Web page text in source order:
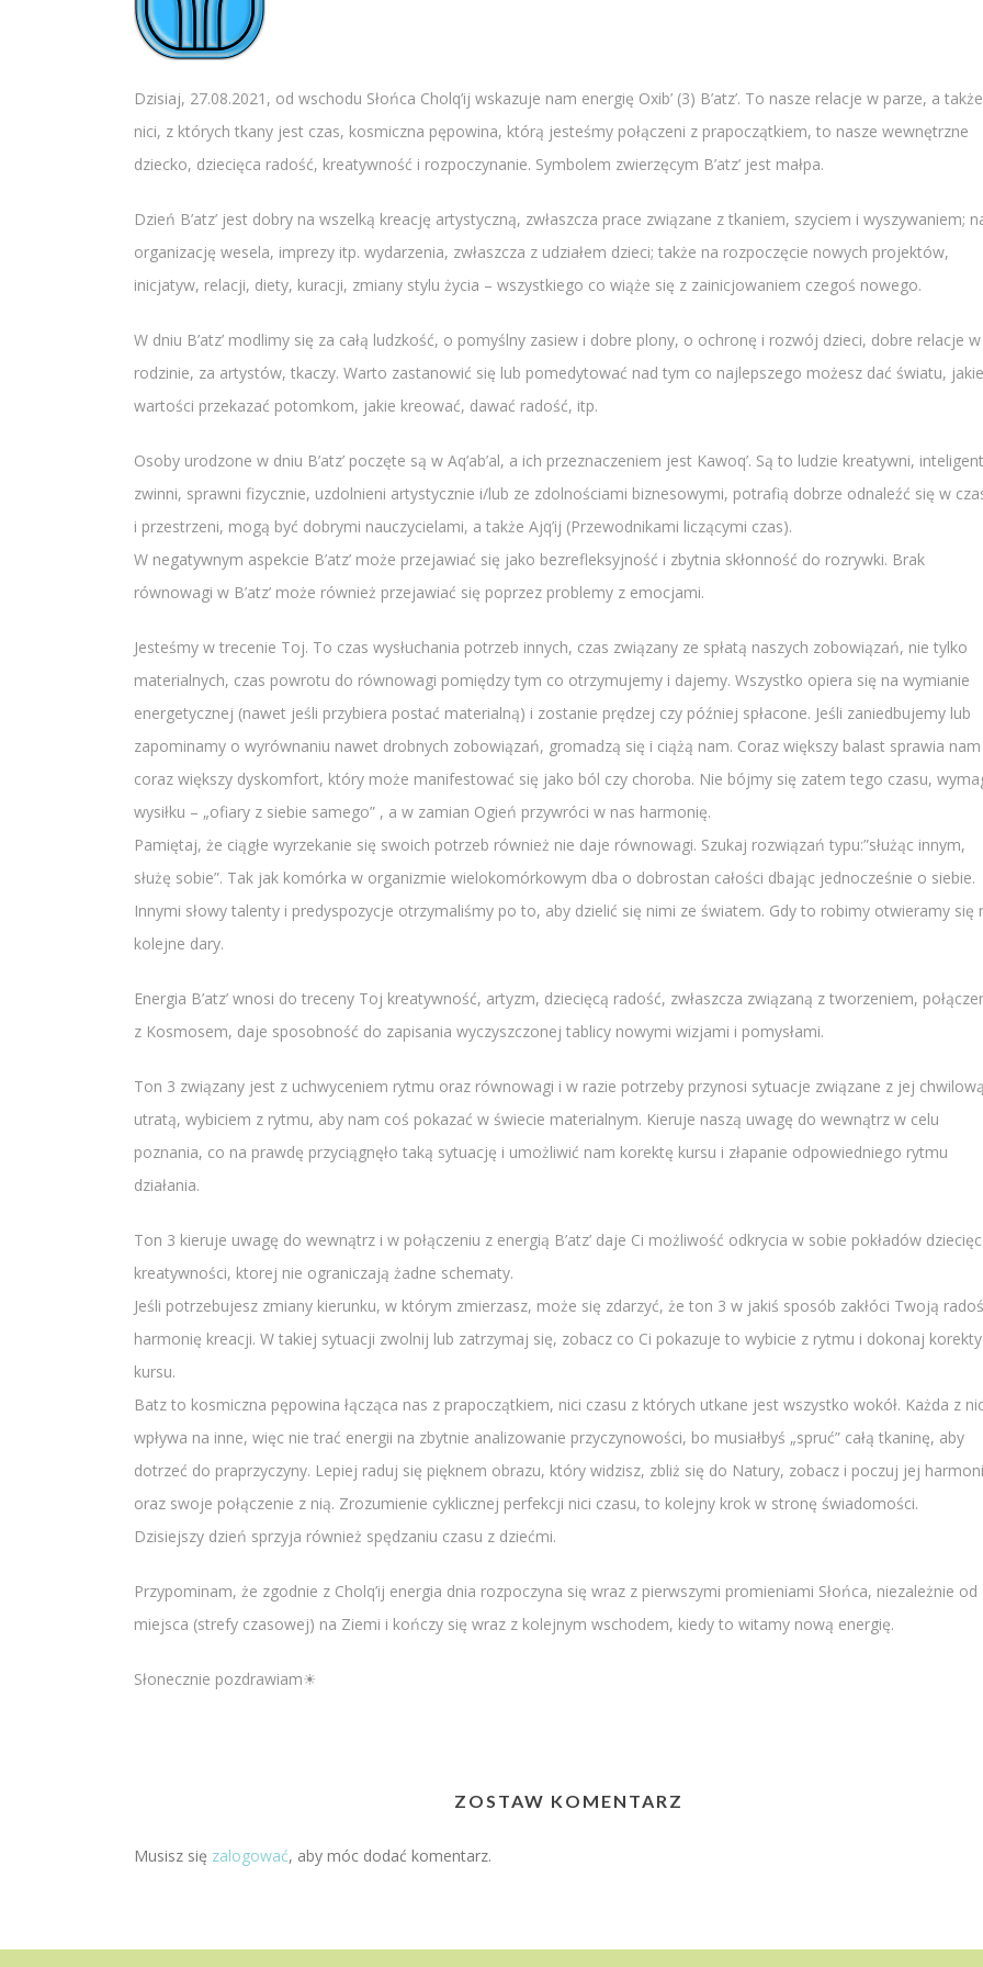
Dzisiaj, 27.08.2021, od wschodu Słońca Cholq’ij wskazuje nam energię Oxib’ (3) B’atz’. To nasze relacje w parze, a także
nici, z których tkany jest czas, kosmiczna pępowina, którą jesteśmy połączeni z prapoczątkiem, to nasze wewnętrzne
dziecko, dziecięca radość, kreatywność i rozpoczynanie. Symbolem zwierzęcym B’atz’ jest małpa.
Dzień B’atz’ jest dobry na wszelką kreację artystyczną, zwłaszcza prace związane z tkaniem, szyciem i wyszywaniem;
organizację wesela, imprezy itp. wydarzenia, zwłaszcza z udziałem dzieci; także na rozpoczęcie nowych projektów,
inicjatyw, relacji, diety, kuracji, zmiany stylu życia – wszystkiego co wiąże się z zainicjowaniem czegoś nowego.
W dniu B’atz’ modlimy się za całą ludzkość, o pomyślny zasiew i dobre plony, o ochronę i rozwój dzieci, dobre relacje w
rodzinie, za artystów, tkaczy. Warto zastanowić się lub pomedytować nad tym co najlepszego możesz dać światu, jakie
wartości przekazać potomkom, jakie kreować, dawać radość, itp.
Osoby urodzone w dniu B’atz’ poczęte są w Aq’ab’al, a ich przeznaczeniem jest Kawoq’. Są to ludzie kreatywni,
zwinni, sprawni fizycznie, uzdolnieni artystycznie i/lub ze zdolnościami biznesowymi, potrafią dobrze odnaleźć się w
i przestrzeni, mogą być dobrymi nauczycielami, a także Ajq’ij (Przewodnikami liczącymi czas).
W negatywnym aspekcie B’atz’ może przejawiać się jako bezrefleksyjność i zbytnia skłonność do rozrywki. Brak
równowagi w B’atz’ może również przejawiać się poprzez problemy z emocjami.
Jesteśmy w trecenie Toj. To czas wysłuchania potrzeb innych, czas związany ze spłatą naszych zobowiązań, nie tylko
materialnych, czas powrotu do równowagi pomiędzy tym co otrzymujemy i dajemy. Wszystko opiera się na wymianie
energetycznej (nawet jeśli przybiera postać materialną) i zostanie prędzej czy później spłacone. Jeśli zaniedbujemy lub
zapominamy o wyrównaniu nawet drobnych zobowiązań, gromadzą się i ciążą nam. Coraz większy balast sprawia nam
coraz większy dyskomfort, który może manifestować się jako ból czy choroba. Nie bójmy się zatem tego czasu,
wysiłku – „ofiary z siebie samego” , a w zamian Ogień przywróci w nas harmonię.
Pamiętaj, że ciągłe wyrzekanie się swoich potrzeb również nie daje równowagi. Szukaj rozwiązań typu:”służąc innym,
służę sobie”. Tak jak komórka w organizmie wielokomórkowym dba o dobrostan całości dbając jednocześnie o siebie.
Innymi słowy talenty i predyspozycje otrzymaliśmy po to, aby dzielić się nimi ze światem. Gdy to robimy otwieramy się
kolejne dary.
Energia B’atz’ wnosi do treceny Toj kreatywność, artyzm, dziecięcą radość, zwłaszcza związaną z tworzeniem,
z Kosmosem, daje sposobność do zapisania wyczyszczonej tablicy nowymi wizjami i pomysłami.
Ton 3 związany jest z uchwyceniem rytmu oraz równowagi i w razie potrzeby przynosi sytuacje związane z jej chwilową
utratą, wybiciem z rytmu, aby nam coś pokazać w świecie materialnym. Kieruje naszą uwagę do wewnątrz w celu
poznania, co na prawdę przyciągnęło taką sytuację i umożliwić nam korektę kursu i złapanie odpowiedniego rytmu
działania.
Ton 3 kieruje uwagę do wewnątrz i w połączeniu z energią B’atz’ daje Ci możliwość odkrycia w sobie pokładów
kreatywności, ktorej nie ograniczają żadne schematy.
Jeśli potrzebujesz zmiany kierunku, w którym zmierzasz, może się zdarzyć, że ton 3 w jakiś sposób zakłóci Twoją
harmonię kreacji. W takiej sytuacji zwolnij lub zatrzymaj się, zobacz co Ci pokazuje to wybicie z rytmu i dokonaj korekty
kursu.
Batz to kosmiczna pępowina łącząca nas z prapoczątkiem, nici czasu z których utkane jest wszystko wokół. Każda z
wpływa na inne, więc nie trać energii na zbytnie analizowanie przyczynowości, bo musiałbyś „spruć” całą tkaninę, aby
dotrzeć do praprzyczyny. Lepiej raduj się pięknem obrazu, który widzisz, zbliż się do Natury, zobacz i poczuj jej
oraz swoje połączenie z nią. Zrozumienie cyklicznej perfekcji nici czasu, to kolejny krok w stronę świadomości.
Dzisiejszy dzień sprzyja również spędzaniu czasu z dziećmi.
Przypominam, że zgodnie z Cholq’ij energia dnia rozpoczyna się wraz z pierwszymi promieniami Słońca, niezależnie od
miejsca (strefy czasowej) na Ziemi i kończy się wraz z kolejnym wschodem, kiedy to witamy nową energię.
Słonecznie pozdrawiam☀
ZOSTAW KOMENTARZ
Musisz się zalogować, aby móc dodać komentarz.